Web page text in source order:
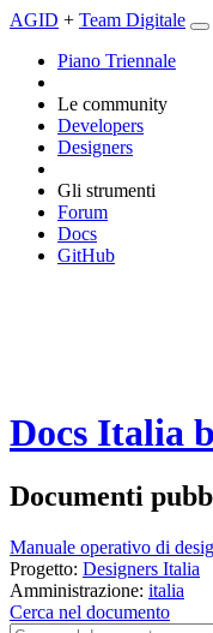
AGID + Team Digitale
Piano Triennale
Le community
Developers
Designers
Gli strumenti
Forum
Docs
GitHub
Docs Italia
Documenti
Manuale operativo di
Progetto: Designers Italia
Amministrazione: italia
Cerca nel documento